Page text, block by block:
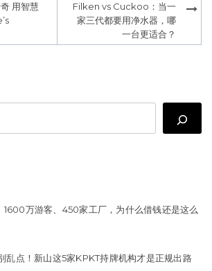
用智慧
Filken vs Cuckoo：当一
家三代都要用净水器，哪
一台更适合？
1600万游客、450家工厂，为什么借钱还是这么
点！新山这5家KPKT持牌机构才是正规出路